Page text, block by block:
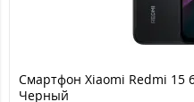
Смартфон Xiaomi Redmi 15
Черный